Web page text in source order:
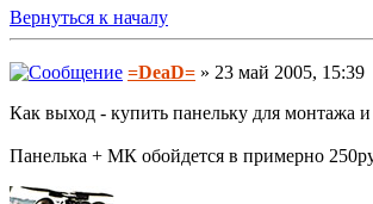
Вернуться к началу
=DeaD= » 23 май 2005, 15:39
Как выход - купить панельку для монтажа
Панелька + МК обойдется в примерно